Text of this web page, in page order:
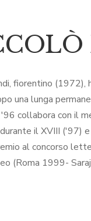
fiorentino (1972),
una lunga
collabora con il
il XVIII ('97)
al concorso
(Roma 1999-